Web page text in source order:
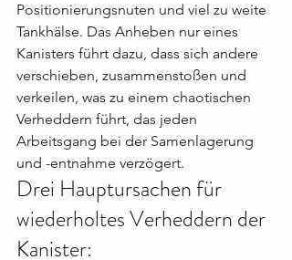
Positionierungsnuten und viel zu weite
Tankhälse. Das Anheben nur eines
Kanisters führt dazu, dass sich andere
verschieben, zusammenstoßen und
verkeilen, was zu einem chaotischen
Verheddern führt, das jeden
Arbeitsgang bei der Samenlagerung
und -entnahme verzögert.
Drei Hauptursachen für
wiederholtes Verheddern der
Kanister: